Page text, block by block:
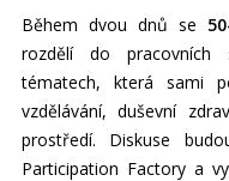
Během dvou dnů se
rozdělí do pracovních
tématech, která sami
vzdělávání, duševní
prostředí. Diskuse
Participation Factory a